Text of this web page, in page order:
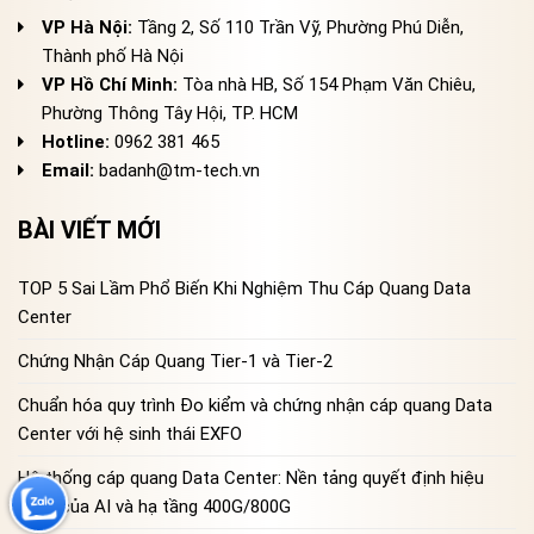
VP Hà Nội: Tầng 2, Số 110 Trần Vỹ, Phường Phú Diễn,
Thành phố Hà Nội
VP Hồ Chí Minh: Tòa nhà HB, Số 154 Phạm Văn Chiêu,
Phường Thông Tây Hội, TP. HCM
Hotline: 0962 381 465
Email: badanh@tm-tech.vn
BÀI VIẾT MỚI
TOP 5 Sai Lầm Phổ Biến Khi Nghiệm Thu Cáp Quang Data
Center
Chứng Nhận Cáp Quang Tier-1 và Tier-2
Chuẩn hóa quy trình Đo kiểm và chứng nhận cáp quang Data
Center với hệ sinh thái EXFO
Hệ thống cáp quang Data Center: Nền tảng quyết định hiệu
năng của AI và hạ tầng 400G/800G